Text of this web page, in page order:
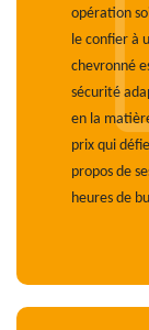
opération
le confier à
chevronné
sécurité
en la
prix qui
propos de
heures de